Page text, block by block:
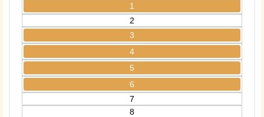
1
2
3
4
5
6
7
8